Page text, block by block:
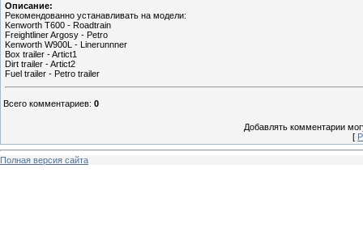
Описание:
Рекомендованно устанавливать на модели:
Kenworth T600 - Roadtrain
Freightliner Argosy - Petro
Kenworth W900L - Linerunnner
Box trailer - Artict1
Dirt trailer - Artict2
Fuel trailer - Petro trailer
Всего комментариев: 0
Добавлять комментарии
[
Полная версия сайта